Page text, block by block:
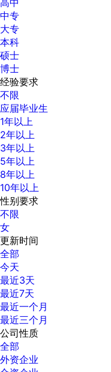
高中
中专
大专
本科
硕士
博士
经验要求
不限
应届毕业生
1年以上
2年以上
3年以上
5年以上
8年以上
10年以上
性别要求
不限
女
更新时间
全部
今天
最近3天
最近7天
最近一个月
最近三个月
公司性质
全部
外资企业